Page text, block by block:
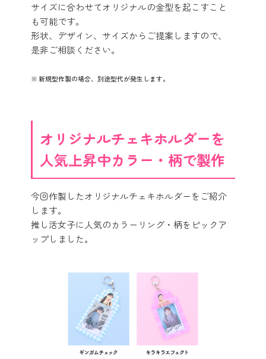
サイズに合わせてオリジナルの金型を起こすこと
も可能です。
形状、デザイン、サイズからご提案しますので、
是非ご相談ください。
新規型作製の場合、別途型代が発生します。
オリジナルチェキホルダーを
人気上昇中カラー・柄で製作
今回作製したオリジナルチェキホルダーをご紹介
します。
推し活女子に人気のカラーリング・柄をピックア
ップしました。